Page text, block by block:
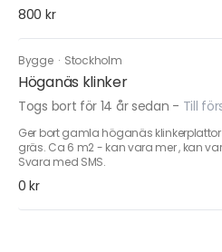
800 kr
Bygge · Stockholm
Höganäs klinker
Togs bort för 14 år sedan - Till
Ger bort gamla höganäs
gräs. Ca 6 m2 - kan vara mer , kan
Svara med SMS.
0 kr